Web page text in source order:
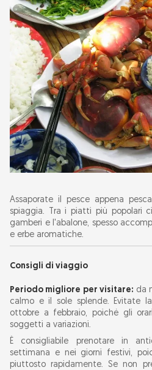
Assaporate il pesce appena
spiaggia. Tra i piatti più popolari
gamberi e l'abalone, spesso
e erbe aromatiche.
Consigli di viaggio
Periodo migliore per visitare: da
calmo e il sole splende. Evitate
ottobre a febbraio, poiché gli
soggetti a variazioni.
È consigliabile prenotare in
settimana e nei giorni festivi,
piuttosto rapidamente. Se non